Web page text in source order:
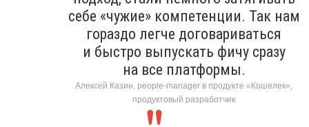
себе «чужие» компетенции. Так нам
гораздо легче договариваться
и быстро выпускать фичу сразу
на все платформы.
Алексей Казин, people-manager в продукте «Кошелек»,
продуктовый разработчик